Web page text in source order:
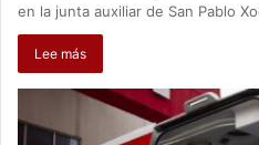
en la junta auxiliar de San Pablo
Lee más